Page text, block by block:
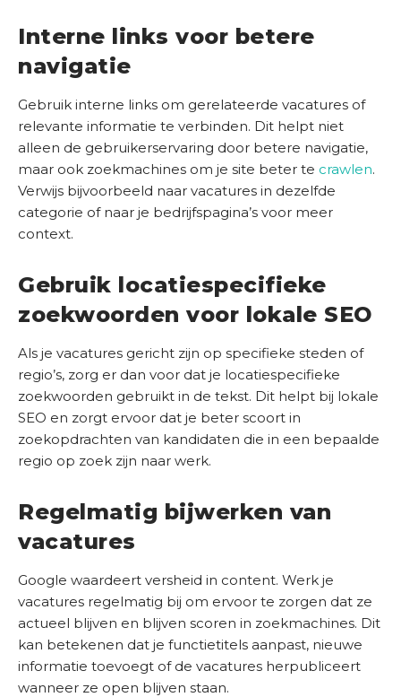
Interne links voor betere
navigatie
Gebruik interne links om gerelateerde vacatures of
relevante informatie te verbinden. Dit helpt niet
alleen de gebruikerservaring door betere navigatie,
maar ook zoekmachines om je site beter te crawlen.
Verwijs bijvoorbeeld naar vacatures in dezelfde
categorie of naar je bedrijfspagina’s voor meer
context.
Gebruik locatiespecifieke
zoekwoorden voor lokale SEO
Als je vacatures gericht zijn op specifieke steden of
regio’s, zorg er dan voor dat je locatiespecifieke
zoekwoorden gebruikt in de tekst. Dit helpt bij lokale
SEO en zorgt ervoor dat je beter scoort in
zoekopdrachten van kandidaten die in een bepaalde
regio op zoek zijn naar werk.
Regelmatig bijwerken van
vacatures
Google waardeert versheid in content. Werk je
vacatures regelmatig bij om ervoor te zorgen dat ze
actueel blijven en blijven scoren in zoekmachines. Dit
kan betekenen dat je functietitels aanpast, nieuwe
informatie toevoegt of de vacatures herpubliceert
wanneer ze open blijven staan.